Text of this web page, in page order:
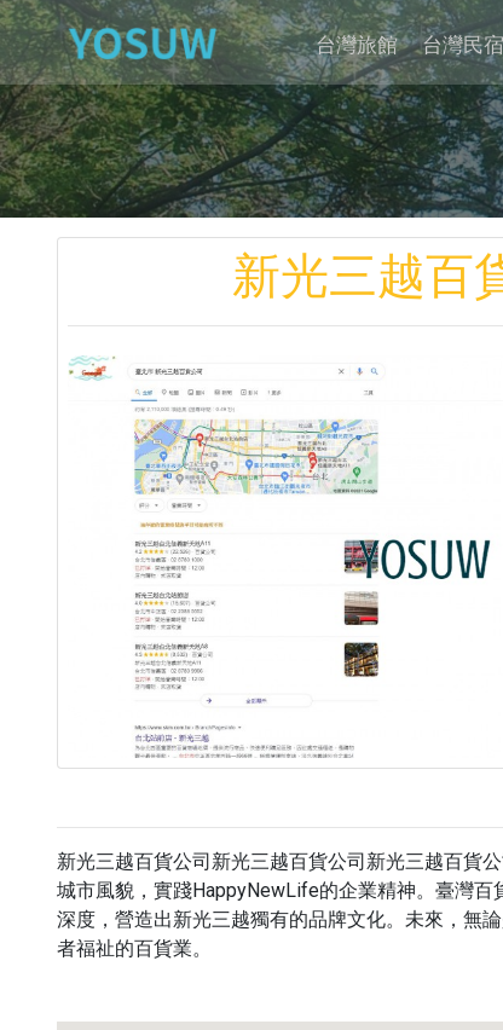
台灣旅館 台灣民宿
新光三越百
新光三越百貨公司新光三越百貨公司新光三越百貨
城市風貌，實踐HappyNewLife的企業精神。臺灣
深度，營造出新光三越獨有的品牌文化。未來，無
者福祉的百貨業。